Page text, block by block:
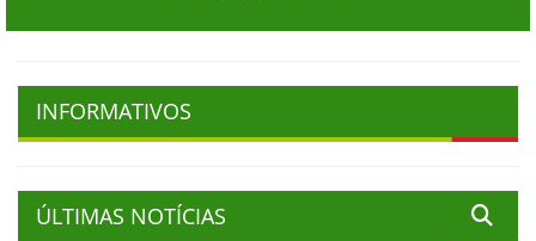
INFORMATIVOS
ÚLTIMAS NOTÍCIAS